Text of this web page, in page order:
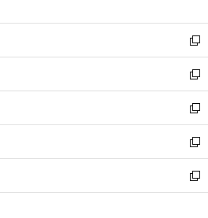
開
く
ウ
で
開
く
ン
ド
ウ
で
開
く
ウ
ィ
ン
ド
ウ
で
開
く
新
し
い
ウ
ィ
ン
ド
ウ
で
開
新
し
い
ウ
ィ
ン
ド
ウ
新
し
い
ウ
ィ
ン
新
し
い
ウ
新
し